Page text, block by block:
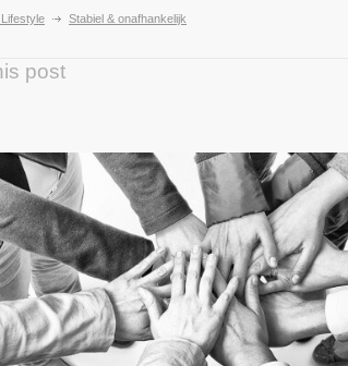
Stabiel & onafhankelijk
post